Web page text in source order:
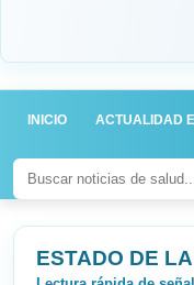
INICIO ACTUALIDAD
ESTADO DE